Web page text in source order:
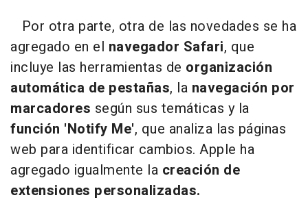
Por otra parte, otra de las novedades se ha
agregado en el navegador Safari, que
incluye las herramientas de organización
automática de pestañas, la navegación por
marcadores según sus temáticas y la
función 'Notify Me', que analiza las páginas
web para identificar cambios. Apple ha
agregado igualmente la creación de
extensiones personalizadas.